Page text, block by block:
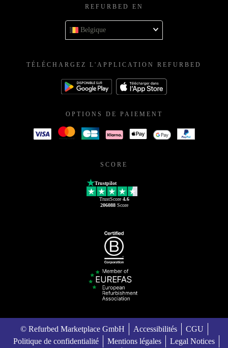
REFURBED EN
Belgique
TÉLÉCHARGEZ L'APPLICATION REFURBED
OPTIONS DE PAIEMENT
SCORE
Trustpilot
TrustScore 4.6
206088Score
© Refurbed Marketplace GmbH Accessibilités
CGU
Politique de confidentialité
Mentions légales Legal Notices